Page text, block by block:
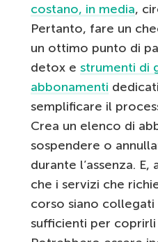
costano, in media,
Pertanto, fare un
un ottimo punto di
detox e strumenti di
abbonamenti
semplificare il
Crea un elenco di
sospendere o
durante l’assenza.
che i servizi che
corso siano
sufficienti per